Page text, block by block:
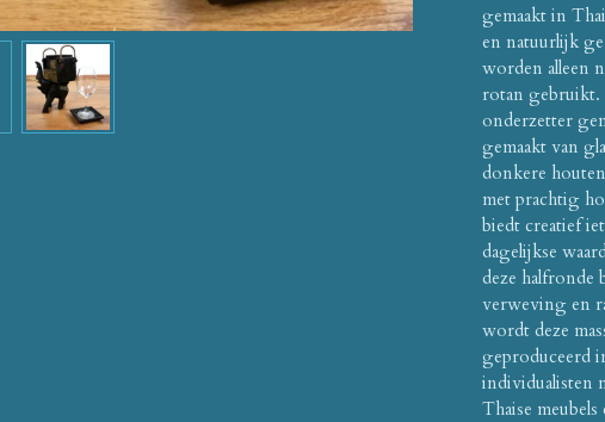
gemaakt in
en natuurlijk
worden alleen
rotan gebruikt.
onderzetter
gemaakt van
donkere
met prachtig
biedt creatief
dagelijkse
deze halfronde
verweving en
wordt deze
geproduceerd
individualisten
Thaise